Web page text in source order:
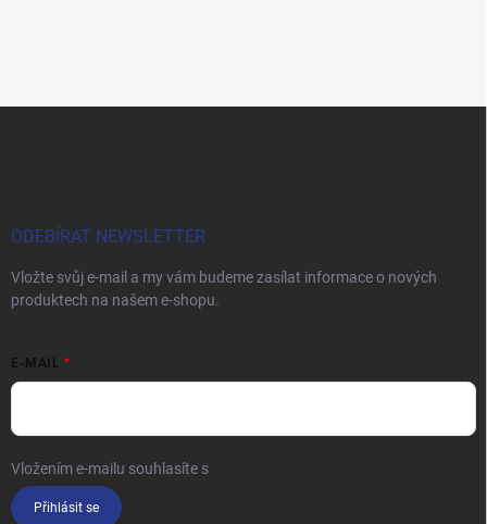
ODEBÍRAT NEWSLETTER
Vložte svůj e-mail a my vám budeme zasílat informace o nových
produktech na našem e-shopu.
E-MAIL
Vložením e-mailu souhlasíte s
Přihlásit se